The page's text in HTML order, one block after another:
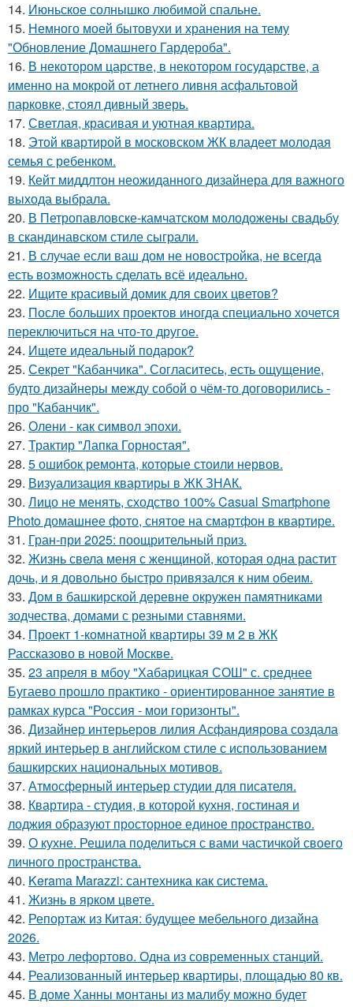
14. Июньское солнышко любимой спальне.
15. Немного моей бытовухи и хранения на тему
"Обновление Домашнего Гардероба".
16. В некотором царстве, в некотором государстве, а
именно на мокрой от летнего ливня асфальтовой
парковке, стоял дивный зверь.
17. Светлая, красивая и уютная квартира.
18. Этой квартирой в московском ЖК владеет молодая
семья с ребенком.
19. Кейт миддлтон неожиданного дизайнера для важного
выхода выбрала.
20. В Петропавловске-камчатском молодожены свадьбу
в скандинавском стиле сыграли.
21. В случае если ваш дом не новостройка, не всегда
есть возможность сделать всё идеально.
22. Ищите красивый домик для своих цветов?
23. После больших проектов иногда специально хочется
переключиться на что-то другое.
24. Ищете идеальный подарок?
25. Секрет "Кабанчика". Согласитесь, есть ощущение,
будто дизайнеры между собой о чём-то договорились -
про "Кабанчик".
26. Олени - как символ эпохи.
27. Трактир "Лапка Горностая".
28. 5 ошибок ремонта, которые стоили нервов.
29. Визуализация квартиры в ЖК ЗНАК.
30. Лицо не менять, сходство 100% Casual Smartphone
Photo домашнее фото, снятое на смартфон в квартире.
31. Гран-при 2025: поощрительный приз.
32. Жизнь свела меня с женщиной, которая одна растит
дочь, и я довольно быстро привязался к ним обеим.
33. Дом в башкирской деревне окружен памятниками
зодчества, домами с резными ставнями.
34. Проект 1-комнатной квартиры 39 м 2 в ЖК
Рассказово в новой Москве.
35. 23 апреля в мбоу "Хабарицкая СОШ" с. среднее
Бугаево прошло практико - ориентированное занятие в
рамках курса "Россия - мои горизонты".
36. Дизайнер интерьеров лилия Асфандиярова создала
яркий интерьер в английском стиле с использованием
башкирских национальных мотивов.
37. Атмосферный интерьер студии для писателя.
38. Квартира - студия, в которой кухня, гостиная и
лоджия образуют просторное единое пространство.
39. О кухне. Решила поделиться с вами частичкой своего
личного пространства.
40. Kerama Marazzi: сантехника как система.
41. Жизнь в ярком цвете.
42. Репортаж из Китая: будущее мебельного дизайна
2026.
43. Метро лефортово. Одна из современных станций.
44. Реализованный интерьер квартиры, площадью 80 кв.
45. В доме Ханны монтаны из малибу можно будет